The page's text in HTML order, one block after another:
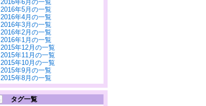
2016年6月の一覧
2016年5月の一覧
2016年4月の一覧
2016年3月の一覧
2016年2月の一覧
2016年1月の一覧
2015年12月の一覧
2015年11月の一覧
2015年10月の一覧
2015年9月の一覧
2015年8月の一覧
タグ一覧